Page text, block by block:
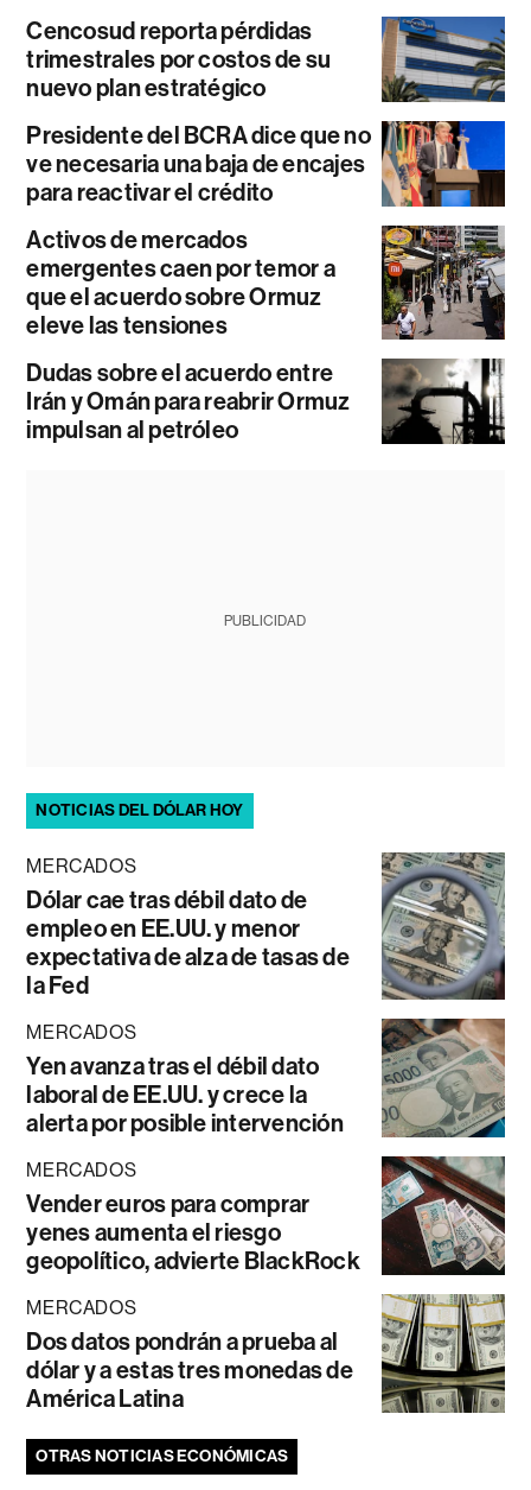
Cencosud reporta pérdidas
trimestrales por costos de su
nuevo plan estratégico
Presidente del BCRA dice que no
ve necesaria una baja de encajes
para reactivar el crédito
Activos de mercados
emergentes caen por temor a
que el acuerdo sobre Ormuz
eleve las tensiones
Dudas sobre el acuerdo entre
Irán y Omán para reabrir Ormuz
impulsan al petróleo
PUBLICIDAD
NOTICIAS DEL DÓLAR HOY
MERCADOS
Dólar cae tras débil dato de
empleo en EE.UU. y menor
expectativa de alza de tasas de
la Fed
MERCADOS
Yen avanza tras el débil dato
laboral de EE.UU. y crece la
alerta por posible intervención
MERCADOS
Vender euros para comprar
yenes aumenta el riesgo
geopolítico, advierte BlackRock
MERCADOS
Dos datos pondrán a prueba al
dólar y a estas tres monedas de
América Latina
OTRAS NOTICIAS ECONÓMICAS